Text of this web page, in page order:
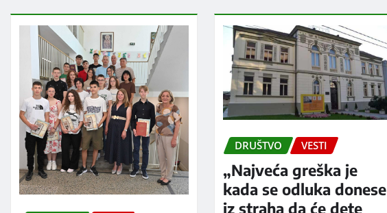
DRUŠTVO VESTI
„Najveća greška je
kada se odluka donese
iz straha da će dete